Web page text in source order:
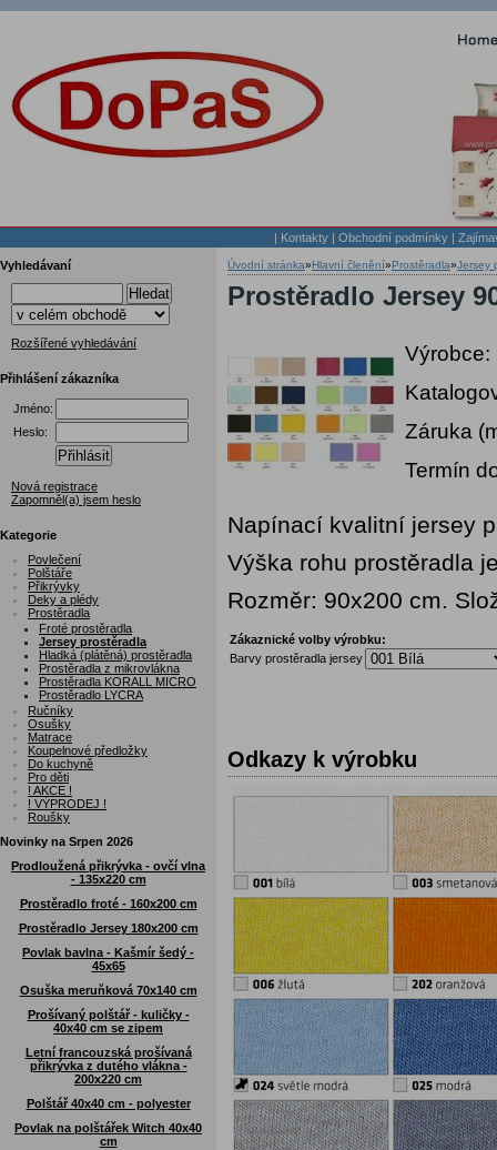
| Kontakty | Obchodní podmínky |
Vyhledávaní
Hledat
Rozšířené vyhledávání
Přihlášení zákazníka
Jméno:
Heslo:
Přihlásit
Nová registrace
Zapomněl(a) jsem heslo
Kategorie
Povlečení
Polštáře
Přikrývky
Deky a plédy
Prostěradla
Froté prostěradla
Jersey prostěradla
Hladká (plátěná) prostěradla
Prostěradla z mikrovlákna
Prostěradla KORALL MICRO
Prostěradlo LYCRA
Ručníky
Osušky
Matrace
Koupelnové předložky
Do kuchyně
Pro děti
! AKCE !
! VÝPRODEJ !
Roušky
Novinky na Srpen 2026
Prodloužená přikrývka - ovčí vlna
- 135x220 cm
Prostěradlo froté - 160x200 cm
Prostěradlo Jersey 180x200 cm
Povlak bavlna - Kašmír šedý -
45x65
Osuška meruňková 70x140 cm
Prošívaný polštář - kuličky -
40x40 cm se zipem
Letní francouzská prošívaná
přikrývka z dutého vlákna -
200x220 cm
Polštář 40x40 cm - polyester
Povlak na polštářek Witch 40x40
cm
Úvodní stránka»Hlavní členění»Prostěradla»Jersey
Prostěradlo Jersey
Výrobce:
Záruka
Termín
Napínací kvalitní jersey
Výška rohu prostěradla
Rozměr: 90x200 cm.
Zákaznické volby výrobku:
Barvy prostěradla jersey
Odkazy k výrobku